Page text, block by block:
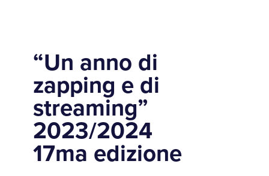
“Un anno di
zapping e di
streaming”
2023/2024
17ma edizione